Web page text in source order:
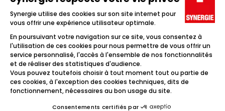
Linkedin SynergieInstagramTikTok Youtube
Trouver un emploi
Icône d'illustration
Candidats
Icône d'illustration
Icône d'illustration